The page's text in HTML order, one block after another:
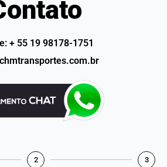
+ 55 19 98178-1751
2 3